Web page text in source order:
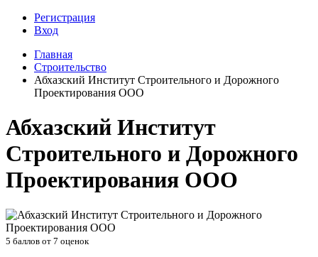
Регистрация
Вход
Главная
Строительство
Абхазский Институт Строительного и Дорожного
Проектирования ООО
Абхазский Институт
Строительного и Дорожного
Проектирования ООО
5 баллов от 7 оценок